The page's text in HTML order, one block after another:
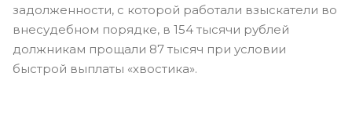
задолженности, с которой работали взыскатели во
внесудебном порядке, в 154 тысячи рублей
должникам прощали 87 тысяч при условии
быстрой выплаты «хвостика».